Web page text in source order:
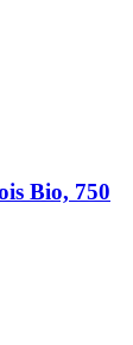
Bio, 750